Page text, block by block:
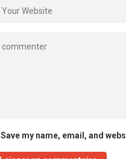
Save my name, email, and